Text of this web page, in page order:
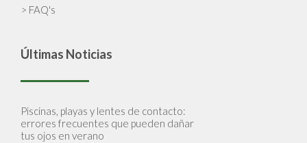
> FAQ's
Últimas Noticias
Piscinas, playas y lentes de contacto:
errores frecuentes que pueden dañar
tus ojos en verano